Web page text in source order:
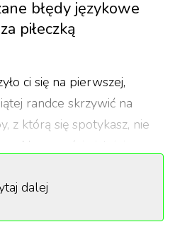
błędy językowe
piłeczką
ci się na pierwszej,
randce skrzywić na
z którą się spotykasz, nie
Na szczęście istnieje na
u drugiej osoby coś
dalej